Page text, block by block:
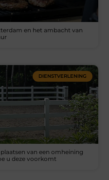
en het ambacht van
DIENSTVERLENING
van een omheining
u deze voorkomt